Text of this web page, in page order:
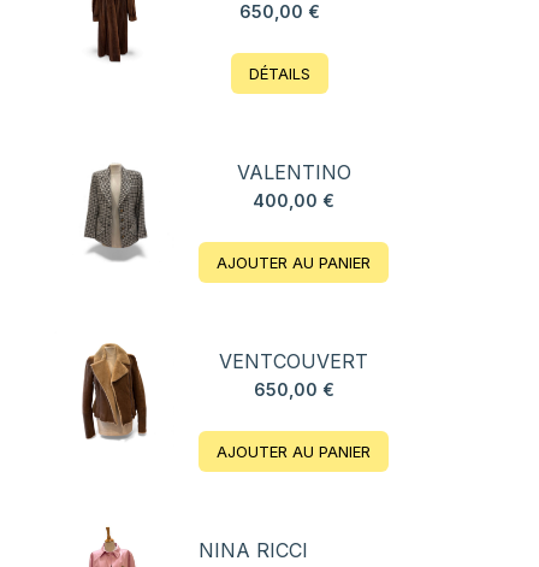
650,00 €
DÉTAILS
VALENTINO
400,00 €
AJOUTER AU PANIER
VENTCOUVERT
650,00 €
AJOUTER AU PANIER
NINA RICCI